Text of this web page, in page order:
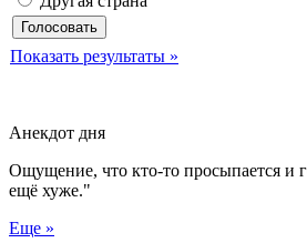
Жевательная резинка с белком
содержание вируса папилломы
Экспериментальную жевательную
Опрос
Кто первый посягнет на западные